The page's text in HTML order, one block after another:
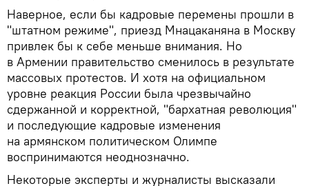
Наверное, если бы кадровые перемены прошли в
"штатном режиме", приезд Мнацаканяна в Москву
привлек бы к себе меньше внимания. Но
в Армении правительство сменилось в результате
массовых протестов. И хотя на официальном
уровне реакция России была чрезвычайно
сдержанной и корректной, "бархатная революция"
и последующие кадровые изменения
на армянском политическом Олимпе
воспринимаются неоднозначно.
Некоторые эксперты и журналисты высказали